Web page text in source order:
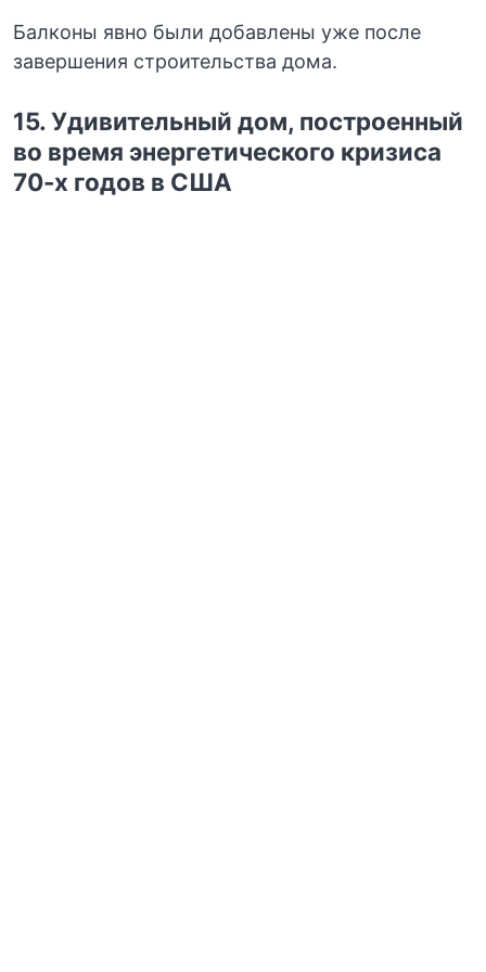
Балконы явно были добавлены уже после
завершения строительства дома.
15. Удивительный дом, построенный
во время энергетического кризиса
70-х годов в США